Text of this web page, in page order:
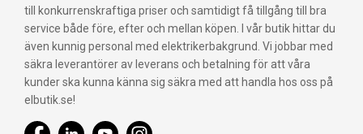
till konkurrenskraftiga priser och samtidigt få tillgång till bra
service både före, efter och mellan köpen. I vår butik hittar du
även kunnig personal med elektrikerbakgrund. Vi jobbar med
säkra leverantörer av leverans och betalning för att våra
kunder ska kunna känna sig säkra med att handla hos oss på
elbutik.se!